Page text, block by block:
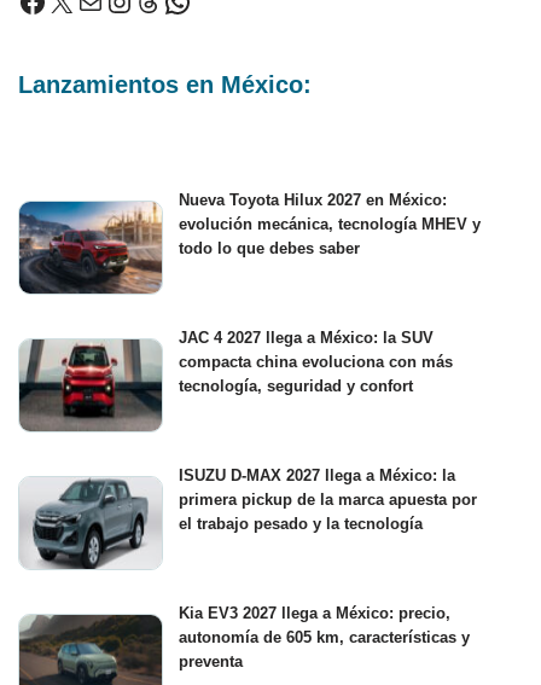
Lanzamientos en México:
Nueva Toyota Hilux 2027 en México:
evolución mecánica, tecnología MHEV y
todo lo que debes saber
JAC 4 2027 llega a México: la SUV
compacta china evoluciona con más
tecnología, seguridad y confort
ISUZU D-MAX 2027 llega a México: la
primera pickup de la marca apuesta por
el trabajo pesado y la tecnología
Kia EV3 2027 llega a México: precio,
autonomía de 605 km, características y
preventa